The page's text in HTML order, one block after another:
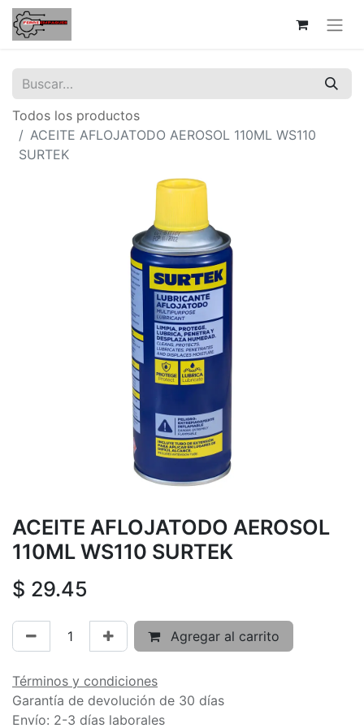
Todos los productos
ACEITE AFLOJATODO AEROSOL 110ML WS110
SURTEK
ACEITE AFLOJATODO AEROSOL
110ML WS110 SURTEK
$ 29.45
Agregar al carrito
Términos y condiciones
Garantía de devolución de 30 días
Envío: 2-3 días laborales